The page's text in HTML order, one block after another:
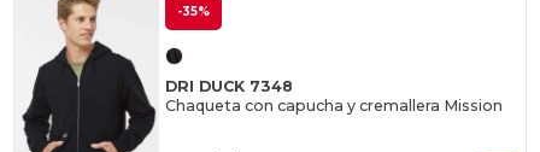
-35%
DRI DUCK 7348
Chaqueta con capucha y cremallera Mission